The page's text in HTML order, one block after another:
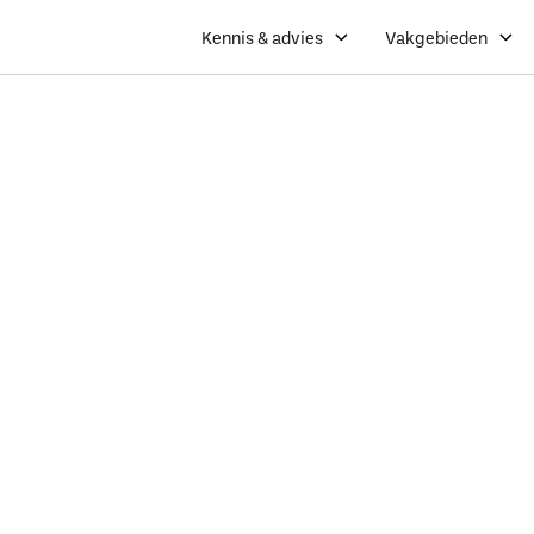
Kennis & advies Vakgebieden